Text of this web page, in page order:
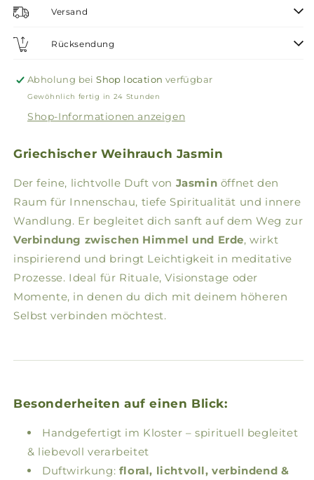
Versand
Rücksendung
Abholung beiShop location verfügbar
Gewöhnlich fertig in 24 Stunden
Shop-Informationen anzeigen
Griechischer Weihrauch Jasmin
Der feine, lichtvolle Duft von Jasmin öffnet den
Raum für Innenschau, tiefe Spiritualität und innere
Wandlung. Er begleitet dich sanft auf dem Weg zur
Verbindung zwischen Himmel und Erde, wirkt
inspirierend und bringt Leichtigkeit in meditative
Prozesse. Ideal für Rituale, Visionstage oder
Momente, in denen du dich mit deinem höheren
Selbst verbinden möchtest.
Besonderheiten auf einen Blick:
Handgefertigt im Kloster – spirituell begleitet
& liebevoll verarbeitet
Duftwirkung: floral, lichtvoll, verbindend &